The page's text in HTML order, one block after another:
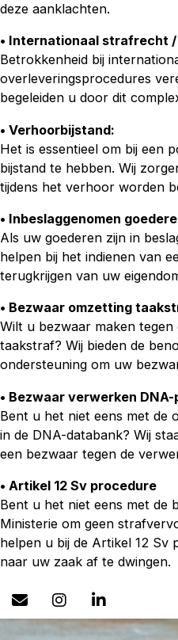
deze aanklachten.
• Internationaal strafrecht
Betrokkenheid bij
overleveringsprocedures
begeleiden u door dit
• Verhoorbijstand:
Het is essentieel om bij een
bijstand te hebben. Wij
tijdens het verhoor worden
• Inbeslaggenomen
Als uw goederen zijn in
helpen bij het indienen van
terugkrijgen van uw
• Bezwaar omzetting
Wilt u bezwaar maken
taakstraf? Wij bieden de
ondersteuning om uw
• Bezwaar verwerken
Bent u het niet eens met de
in de DNA-databank? Wij
een bezwaar tegen de
• Artikel 12 Sv procedure
Bent u het niet eens met de
Ministerie om geen
helpen u bij de Artikel 12 Sv
naar uw zaak af te dwingen.